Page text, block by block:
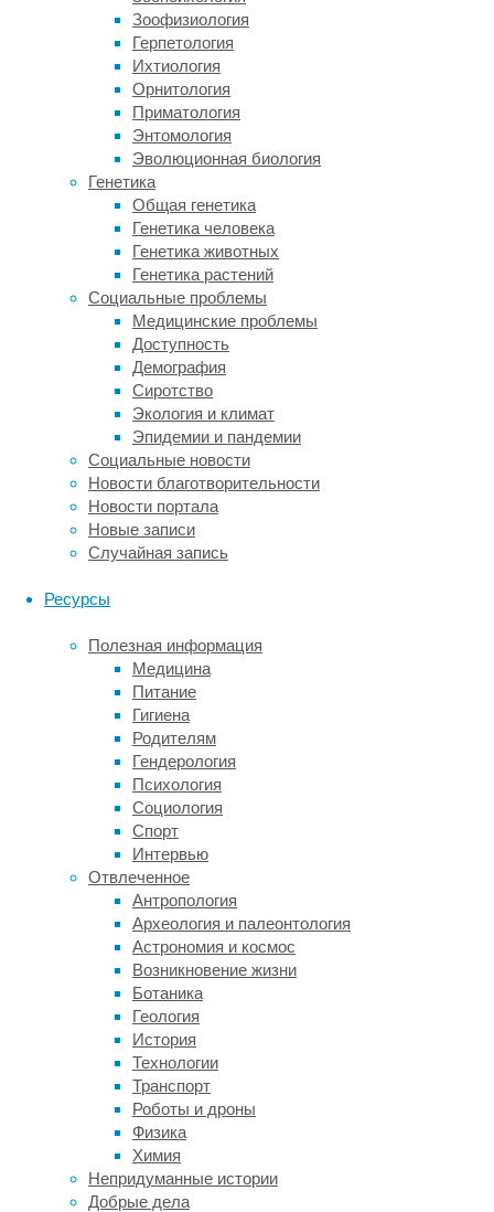
Зоофизиология
Герпетология
Ихтиология
Орнитология
Приматология
Энтомология
Эволюционная биология
Генетика
Общая генетика
Генетика человека
Генетика животных
Генетика растений
Социальные проблемы
Медицинские проблемы
Доступность
Демография
Сиротство
Экология и климат
Эпидемии и пандемии
Социальные новости
Новости благотворительности
Новости портала
Новые записи
Случайная запись
Ресурсы
Полезная информация
Медицина
Питание
Гигиена
Родителям
Гендерология
Психология
Социология
Спорт
Интервью
Отвлеченное
Антропология
Археология и палеонтология
Астрономия и космос
Возникновение жизни
Ботаника
Геология
История
Технологии
Транспорт
Роботы и дроны
Физика
Химия
Непридуманные истории
Добрые дела
человека.
Такие
возможности
искусственного
интеллекта
позволили
сделать
выводы
более
точными.
По
словам
автора
исследования,
Дяньбо
Лю
(Dianbo
Liu),
люди
испытывают
и
выражают
боль
разному,
врачу
часто
бывает
сложно
объективно
оценить,
насколько
пациенту
больно.
Учёные
признаются,
видео,
которым
учили
алгоритм,
сняты
идеальном
освещении
и
в